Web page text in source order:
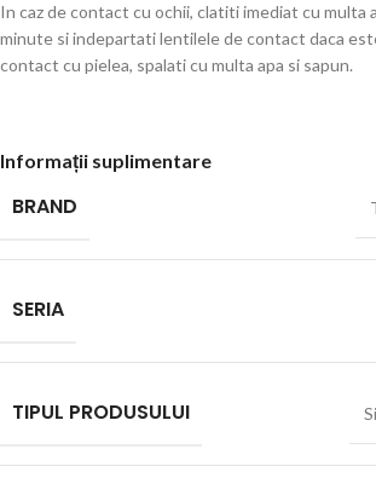
In caz de contact cu ochii, clatiti imediat cu multa
minute si indepartati lentilele de contact daca
contact cu pielea, spalati cu multa apa si sapun.
Informații suplimentare
BRAND
SERIA
TIPUL PRODUSULUI